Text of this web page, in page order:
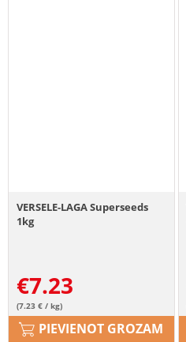
VERSELE-LAGA Superseeds
1kg
€7.23
(7.23 € / kg)
PIEVIENOT GROZAM